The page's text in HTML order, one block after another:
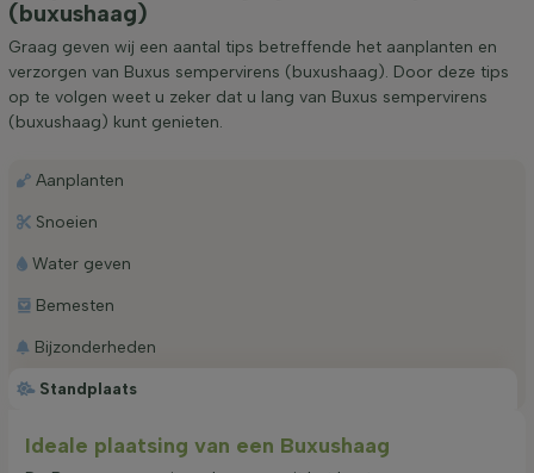
(buxushaag)
Graag geven wij een aantal tips betreffende het aanplanten en
verzorgen van Buxus sempervirens (buxushaag). Door deze tips
op te volgen weet u zeker dat u lang van Buxus sempervirens
(buxushaag) kunt genieten.
Standplaats
Aanplanten
Snoeien
Water geven
Bemesten
Bijzonderheden
Ideale plaatsing van een Buxushaag